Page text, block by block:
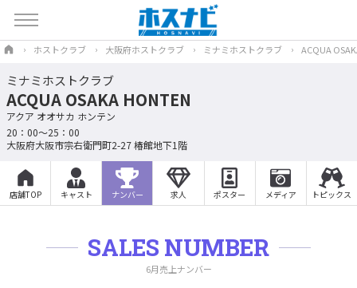
ホストクラブ 大阪府ホストクラブ ミナミホストクラブ ACQUA
ミナミホストクラブ
ACQUA OSAKA HONTEN
アクア オオサカ ホンテン
20：00～25：00
大阪府大阪市宗右衛門町2-27 椿館地下1階
店舗TOP キャスト ナンバー 求人 ポスター メディア トピックス
SALES NUMBER
6月売上ナンバー